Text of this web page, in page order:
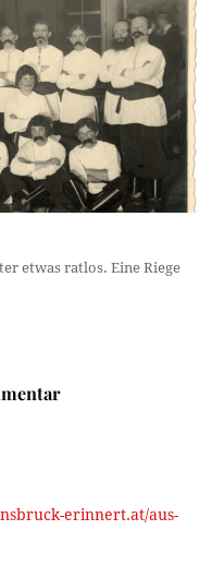
etwas ratlos. Eine Riege
erinnert.at/aus-